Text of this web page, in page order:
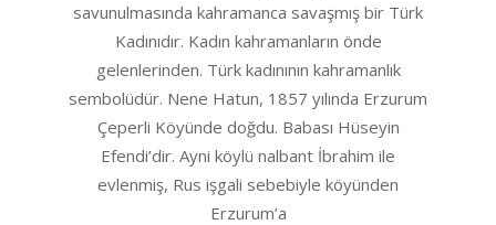
savunulmasında kahramanca savaşmış bir Türk
Kadınıdır. Kadın kahramanların önde
gelenlerinden. Türk kadınının kahramanlık
sembolüdür. Nene Hatun, 1857 yılında Erzurum
Çeperli Köyünde doğdu. Babası Hüseyin
Efendi’dir. Ayni köylü nalbant İbrahim ile
evlenmiş, Rus işgali sebebiyle köyünden
Erzurum’a